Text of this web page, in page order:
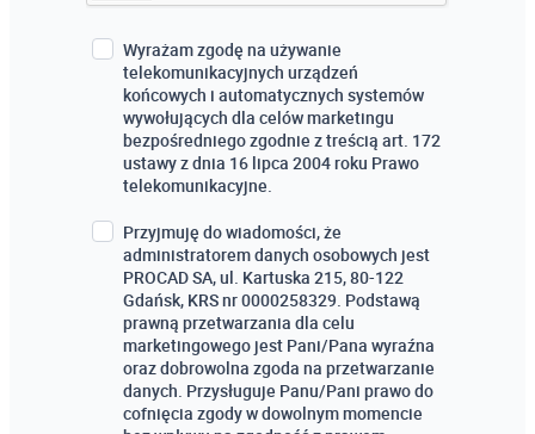
Wyrażam zgodę na używanie
telekomunikacyjnych urządzeń
końcowych i automatycznych systemów
wywołujących dla celów marketingu
bezpośredniego zgodnie z treścią art. 172
ustawy z dnia 16 lipca 2004 roku Prawo
telekomunikacyjne.
Przyjmuję do wiadomości, że
administratorem danych osobowych jest
PROCAD SA, ul. Kartuska 215, 80-122
Gdańsk, KRS nr 0000258329. Podstawą
prawną przetwarzania dla celu
marketingowego jest Pani/Pana wyraźna
oraz dobrowolna zgoda na przetwarzanie
danych. Przysługuje Panu/Pani prawo do
cofnięcia zgody w dowolnym momencie